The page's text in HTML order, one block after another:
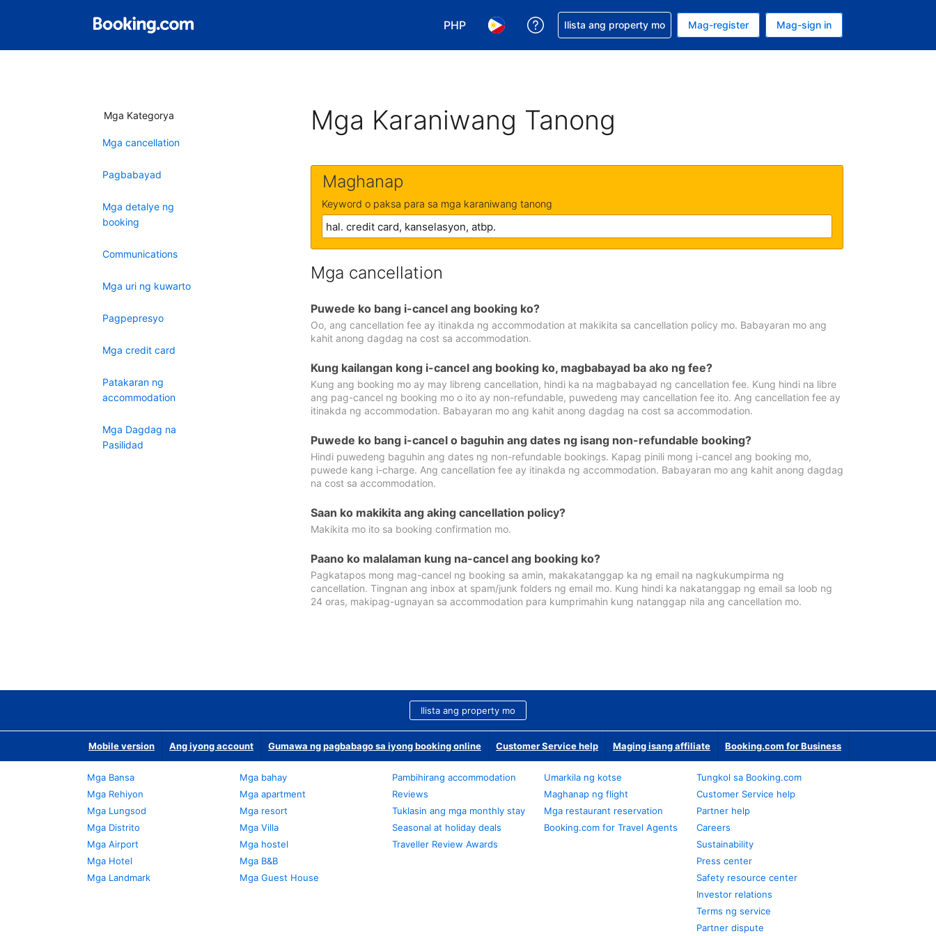
PHP
Pumili ng currency mo. PHP ang currency mo ngayon
Pumili ng wika mo. Filipino ang wika mo ngayon
Makakuha ng tulong sa reservation mo
Ilista ang property mo Mag-register Mag-sign in
Mga Kategorya
Mga cancellation
Pagbabayad
Mga detalye ng
booking
Communications
Mga uri ng kuwarto
Pagpepresyo
Mga credit card
Patakaran ng
accommodation
Mga Dagdag na
Pasilidad
Mga Karaniwang Tanong
Maghanap
Keyword o paksa para sa mga karaniwang tanong
Mga cancellation
Puwede ko bang i-cancel ang booking ko?
Oo, ang cancellation fee ay itinakda ng accommodation at makikita sa cancellation policy mo. Babayaran mo ang
kahit anong dagdag na cost sa accommodation.
Kung kailangan kong i-cancel ang booking ko, magbabayad ba ako ng fee?
Kung ang booking mo ay may libreng cancellation, hindi ka na magbabayad ng cancellation fee. Kung hindi na libre
ang pag-cancel ng booking mo o ito ay non-refundable, puwedeng may cancellation fee ito. Ang cancellation fee ay
itinakda ng accommodation. Babayaran mo ang kahit anong dagdag na cost sa accommodation.
Puwede ko bang i-cancel o baguhin ang dates ng isang non-refundable booking?
Hindi puwedeng baguhin ang dates ng non-refundable bookings. Kapag pinili mong i-cancel ang booking mo,
puwede kang i-charge. Ang cancellation fee ay itinakda ng accommodation. Babayaran mo ang kahit anong dagdag
na cost sa accommodation.
Saan ko makikita ang aking cancellation policy?
Makikita mo ito sa booking confirmation mo.
Paano ko malalaman kung na-cancel ang booking ko?
Pagkatapos mong mag-cancel ng booking sa amin, makakatanggap ka ng email na nagkukumpirma ng
cancellation. Tingnan ang inbox at spam/junk folders ng email mo. Kung hindi ka nakatanggap ng email sa loob ng
24 oras, makipag-ugnayan sa accommodation para kumprimahin kung natanggap nila ang cancellation mo.
Ilista ang property mo
Mobile version Ang iyong account Gumawa ng pagbabago sa iyong booking online Customer Service help Maging isang affiliate Booking.com for Business
Mga Bansa
Mga Rehiyon
Mga Lungsod
Mga Distrito
Mga Airport
Mga Hotel
Mga Landmark
Mga bahay
Mga apartment
Mga resort
Mga Villa
Mga hostel
Mga B&B
Mga Guest House
Pambihirang accommodation
Reviews
Tuklasin ang mga monthly stay
Seasonal at holiday deals
Traveller Review Awards
Umarkila ng kotse
Maghanap ng flight
Mga restaurant reservation
Booking.com for Travel Agents
Tungkol sa Booking.com
Customer Service help
Partner help
Careers
Sustainability
Press center
Safety resource center
Investor relations
Terms ng service
Partner dispute